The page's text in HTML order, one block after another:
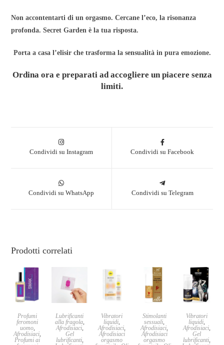
Non accontentarti di un orgasmo. Cercane l’eco, la risonanza
profonda. Secret Garden è la tua risposta.
Porta a casa l’elisir che trasforma la sensualità in pura emozione.
Ordina ora e preparati ad accogliere un piacere senza
limiti.
Condividi su Instagram Condividi su Facebook
Condividi su WhatsApp Condividi su Telegram
Prodotti correlati
Profumi
feromoni
uomo,
Afrodisiaci,
Profumi ai
Lubrificanti
alla fragola,
Afrodisiaci,
Gel
lubrificanti,
Vibratori
liquidi,
Afrodisiaci,
Afrodisiaci
orgasmo
Stimolanti
sessuali,
Afrodisiaci,
Afrodisiaci
orgasmo
Vibratori
liquidi,
Afrodisiaci,
Gel
lubrificanti,